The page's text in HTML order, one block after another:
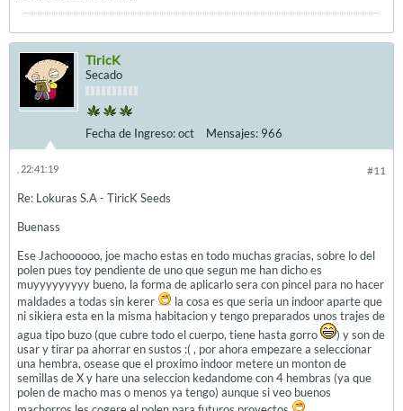
TiricK
Secado
Fecha de Ingreso:oct Mensajes: 966
#11
, 22:41:19
Re: Lokuras S.A - TiricK Seeds
Buenass
Ese Jachoooooo, joe macho estas en todo muchas gracias, sobre lo del
polen pues toy pendiente de uno que segun me han dicho es
muyyyyyyyyy bueno, la forma de aplicarlo sera con pincel para no hacer
maldades a todas sin kerer
la cosa es que seria un indoor aparte que
ni sikiera esta en la misma habitacion y tengo preparados unos trajes de
agua tipo buzo (que cubre todo el cuerpo, tiene hasta gorro
) y son de
usar y tirar pa ahorrar en sustos :( , por ahora empezare a seleccionar
una hembra, osease que el proximo indoor metere un monton de
semillas de X y hare una seleccion kedandome con 4 hembras (ya que
polen de macho mas o menos ya tengo) aunque si veo buenos